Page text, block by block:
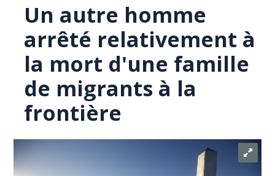
Un autre homme
arrêté relativement à
la mort d'une famille
de migrants à la
frontière